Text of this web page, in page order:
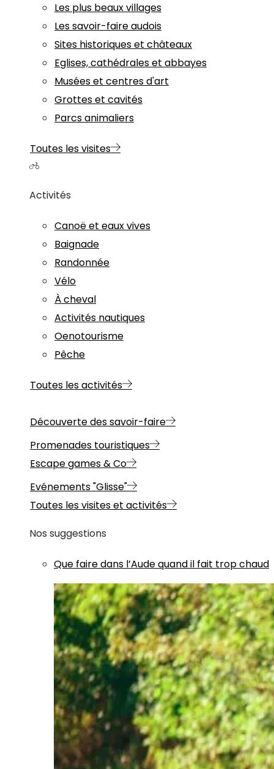
Les plus beaux villages
Les savoir-faire audois
Sites historiques et châteaux
Eglises, cathédrales et abbayes
Musées et centres d'art
Grottes et cavités
Parcs animaliers
Toutes les visites
Activités
Canoë et eaux vives
Baignade
Randonnée
Vélo
À cheval
Activités nautiques
Oenotourisme
Pêche
Toutes les activités
Découverte des savoir-faire
Promenades touristiques
Escape games & Co
Evénements "Glisse"
Toutes les visites et activités
Nos suggestions
Que faire dans l’Aude quand il fait trop chaud